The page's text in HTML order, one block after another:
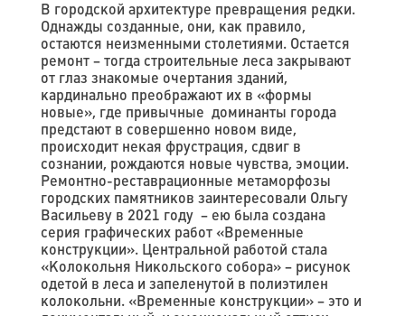
В городской архитектуре превращения редки.
Однажды созданные, они, как правило,
остаются неизменными столетиями. Остается
ремонт – тогда строительные леса закрывают
от глаз знакомые очертания зданий,
кардинально преображают их в «формы
новые», где привычные доминанты города
предстают в совершенно новом виде,
происходит некая фрустрация, сдвиг в
сознании, рождаются новые чувства, эмоции.
Ремонтно-реставрационные метаморфозы
городских памятников заинтересовали Ольгу
Васильеву в 2021 году – ею была создана
серия графических работ «Временные
конструкции». Центральной работой стала
«Колокольня Никольского собора» – рисунок
одетой в леса и запеленутой в полиэтилен
колокольни. «Временные конструкции» – это и